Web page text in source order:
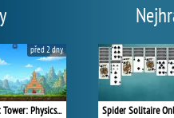
One Shot Tower: Physics Destroyer
před 2 dny
Spider Solitaire